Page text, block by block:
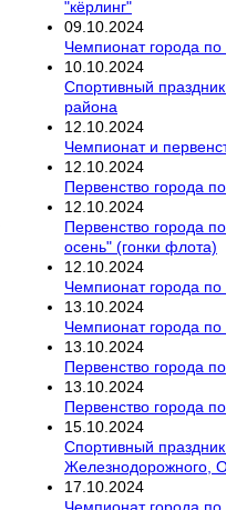
"кёрлинг"
09 10 2024
Чемпионат города
10 10 2024
Спортивный
района
12 10 2024
Чемпионат и
12 10 2024
Первенство города
12 10 2024
Первенство города
осень" (гонки флота)
12 10 2024
Чемпионат города
13 10 2024
Чемпионат города
13 10 2024
Первенство города
13 10 2024
Первенство города
15 10 2024
Спортивный
Железнодорожного,
17 10 2024
Чемпионат города по